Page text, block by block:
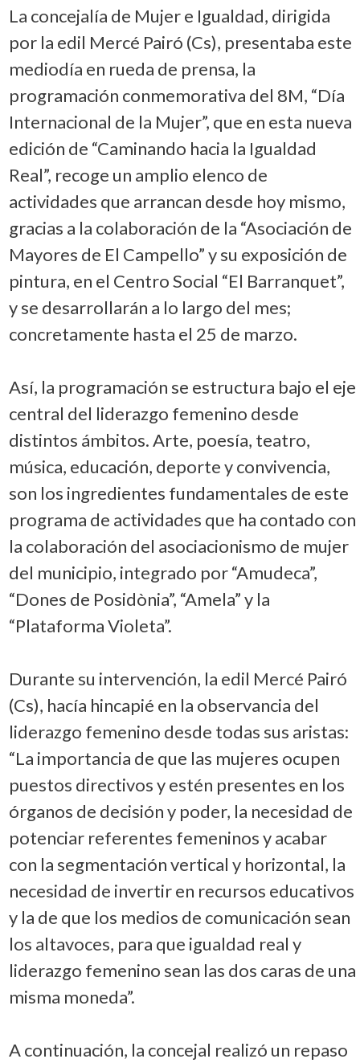
La concejalía de Mujer e Igualdad, dirigida
por la edil Mercé Pairó (Cs), presentaba este
mediodía en rueda de prensa, la
programación conmemorativa del 8M, “Día
Internacional de la Mujer”, que en esta nueva
edición de “Caminando hacia la Igualdad
Real”, recoge un amplio elenco de
actividades que arrancan desde hoy mismo,
gracias a la colaboración de la “Asociación de
Mayores de El Campello” y su exposición de
pintura, en el Centro Social “El Barranquet”,
y se desarrollarán a lo largo del mes;
concretamente hasta el 25 de marzo.
Así, la programación se estructura bajo el eje
central del liderazgo femenino desde
distintos ámbitos. Arte, poesía, teatro,
música, educación, deporte y convivencia,
son los ingredientes fundamentales de este
programa de actividades que ha contado con
la colaboración del asociacionismo de mujer
del municipio, integrado por “Amudeca”,
“Dones de Posidònia”, “Amela” y la
“Plataforma Violeta”.
Durante su intervención, la edil Mercé Pairó
(Cs), hacía hincapié en la observancia del
liderazgo femenino desde todas sus aristas:
“La importancia de que las mujeres ocupen
puestos directivos y estén presentes en los
órganos de decisión y poder, la necesidad de
potenciar referentes femeninos y acabar
con la segmentación vertical y horizontal, la
necesidad de invertir en recursos educativos
y la de que los medios de comunicación sean
los altavoces, para que igualdad real y
liderazgo femenino sean las dos caras de una
misma moneda”.
A continuación, la concejal realizó un repaso